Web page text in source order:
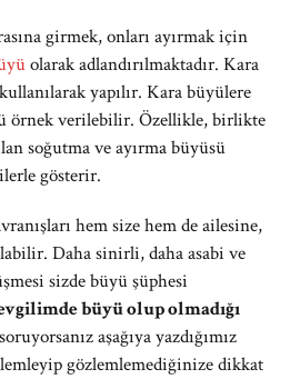
girmek, onları ayırmak için
olarak adlandırılmaktadır. Kara
yapılır. Kara büyülere
örnek verilebilir. Özellikle, birlikte
soğutma ve ayırma büyüsü
gösterir.
hem size hem de ailesine,
Daha sinirli, daha asabi ve
sizde büyü şüphesi
büyü olup olmadığı
aşağıya yazdığımız
gözlemlemediğinize dikkat